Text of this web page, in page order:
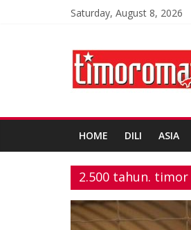
Saturday, August 8, 2026
HOME DILI ASIA
2.500 tahun.